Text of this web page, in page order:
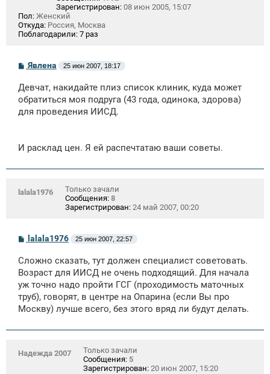
Зарегистрирован: 08 июн 2005, 15:07
Пол: Женский
Откуда: Россия, Москва
Поблагодарили: 7 раз
С
б
щ
н
Явлена 25 июн 2007, 18:17
Девчат, накидайте плиз список клиник, куда может
обратиться моя подруга (43 года, одинока, здорова)
для проведения ИИСД.
И расклад цен. Я ей распечтатаю ваши советы.
lalala1976
Только зачали
Сообщения: 8
Зарегистрирован: 24 май 2007, 00:20
С
б
щ
н
и
е
lalala1976 25 июн 2007, 22:57
Сложно сказать, тут должен специалист советовать.
Возраст для ИИСД не очень подходящий. Для начала
уж точно надо пройти ГСГ (проходимость маточных
труб), говорят, в центре на Опарина (если Вы про
Москву) лучше всего, без этого вряд ли будут делать.
Надежда 2007
Только зачали
Сообщения: 5
Зарегистрирован: 20 июн 2007, 15:20